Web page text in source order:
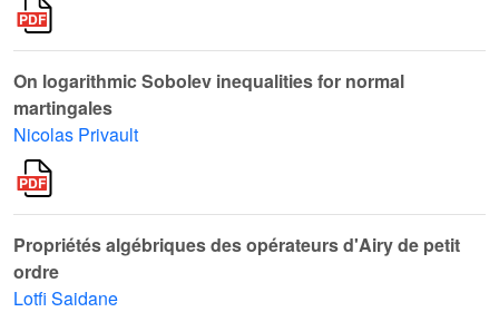
On logarithmic Sobolev inequalities for normal
martingales
Nicolas Privault
Propriétés algébriques des opérateurs d'Airy de petit
ordre
Lotfi Saidane